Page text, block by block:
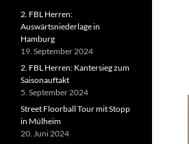
2. FBL Herren:
Auswärtsniederlage in
Hamburg
19. September 2024
2. FBL Herren: Kantersieg zum
Saisonauftakt
5. September 2024
Street Floorball Tour mit Stopp
in Mülheim
20. Juni 2024